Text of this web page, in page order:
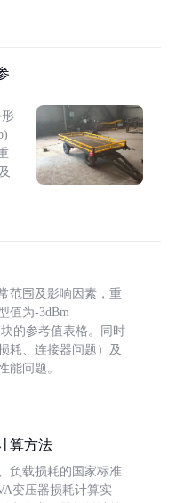
范围及影响因素，重
值为-3dBm
的参考值表格。同时
耗、连接器问题）及
能问题。
算方法
负载损耗的国家标准
变压器损耗计算实